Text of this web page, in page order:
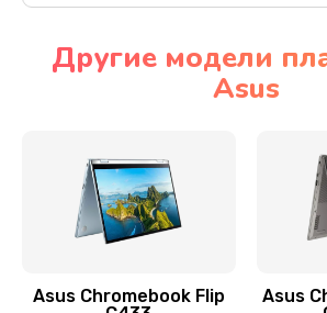
Чистка динамика и
Замена кнопки Home
Заказать
Другие модели
Asus
Asus Chromebook Flip
Asus